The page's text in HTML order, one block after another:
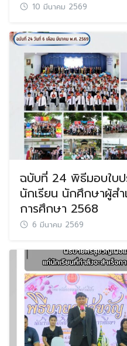
10 มีนาคม 2569
ฉบับที่ 24 พิธีมอบใบป
นักเรียน นักศึกษาผู้สำ
การศึกษา 2568
6 มีนาคม 2569